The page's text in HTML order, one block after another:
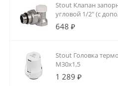
Stout Клапан
угловой 1/2" (с
уплотнением)
648 ₽
Stout Головка
M30x1,5
1 289 ₽